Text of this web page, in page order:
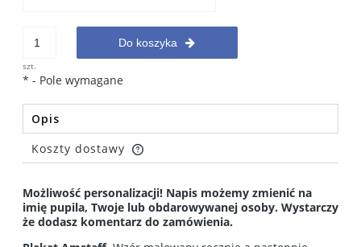
szt.
Do koszyka
* - Pole wymagane
Opis
Koszty dostawy
Cena nie zawiera ewentualnych kosztów płatności
Możliwość personalizacji! Napis możemy zmienić na
imię pupila, Twoje lub obdarowywanej osoby. Wystarczy
że dodasz komentarz do zamówienia.